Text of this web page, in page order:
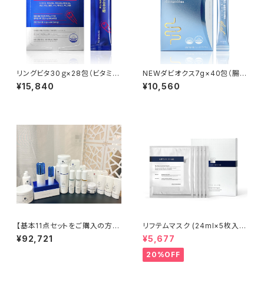
リングビタ30ｇ×28包（ビタミン
ゼリータイプ）【Rene-Cell】ル
ネセル※ご注文後、お取り寄せ
¥15,840
NEWダビオクス7g×40包（腸
活・便秘改善・ スリム）【Rene-
Cell】ルネセル※ご注文後、お取
¥10,560
【基本11点セットをご購入の方限
定】専用ラベルをプレゼント中‼
¥92,721
リフテムマスク (24ml×5枚入
り) | LIFTEM MASK│乾燥・シ
ワ・目の下クマケア【Rene-Cel
l】ルネセル
¥5,677
20%OFF